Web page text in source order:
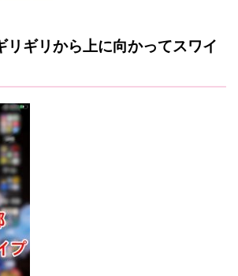
リギリから上に向かってスワイ